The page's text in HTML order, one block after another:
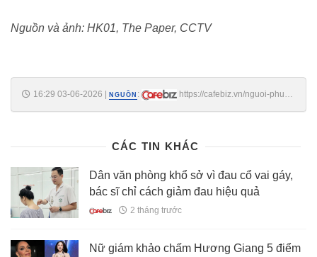
Nguồn và ảnh: HK01, The Paper, CCTV
16:29 03-06-2026 NGUỒN :
https://cafebiz.vn/nguoi-phu-
CÁC TIN KHÁC
Dân văn phòng khổ sở vì đau cổ vai gáy,
bác sĩ chỉ cách giảm đau hiệu quả
2 tháng trước
Nữ giám khảo chấm Hương Giang 5 điểm